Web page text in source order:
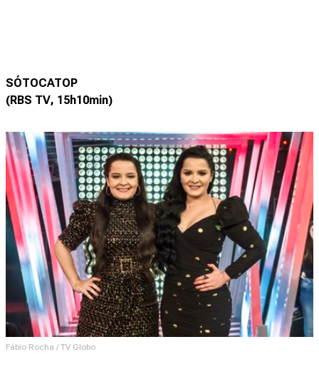
SÓTOCATOP
(RBS TV, 15h10min)
Fábio Rocha / TV Globo